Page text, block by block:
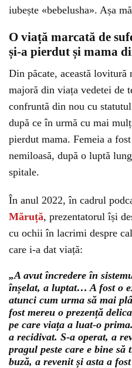
iubește «bebelusha». Așa
O viață marcată de
și-a pierdut și mama
Din păcate, această lovitură
majoră din viața vedetei de
confruntă din nou cu
după ce în urmă cu mai
pierdut mama. Femeia a
nemiloasă, după o luptă
spitale.
În anul 2022, în cadrul
Măruță, prezentatorul își
cu ochii în lacrimi despre
care i-a dat viață:
„A avut încredere în
înșelat, a luptat… A fost o
atunci cum urma să mai
fost mereu o prezență
pe care viața a luat-o
a recidivat. S-a operat, a
pragul peste care e bine
buză, a revenit și asta a